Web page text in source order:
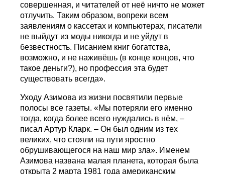
совершенная, и читателей от неё ничто не может
отлучить. Таким образом, вопреки всем
заявлениям о кассетах и компьютерах, писатели
не выйдут из моды никогда и не уйдут в
безвестность. Писанием книг богатства,
возможно, и не наживёшь (в конце концов, что
такое деньги?), но профессия эта будет
существовать всегда».
Уходу Азимова из жизни посвятили первые
полосы все газеты. «Мы потеряли его именно
тогда, когда более всего нуждались в нём, –
писал Артур Кларк. – Он был одним из тех
великих, что стояли на пути яростно
обрушивающегося на наш мир зла». Именем
Азимова названа малая планета, которая была
открыта 2 марта 1981 года американским